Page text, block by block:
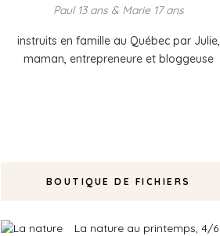
Paul 13 ans & Marie 17 ans
instruits en famille au Québec par Julie,
maman, entrepreneure et bloggeuse
BOUTIQUE DE FICHIERS
La nature au printemps, 4/6